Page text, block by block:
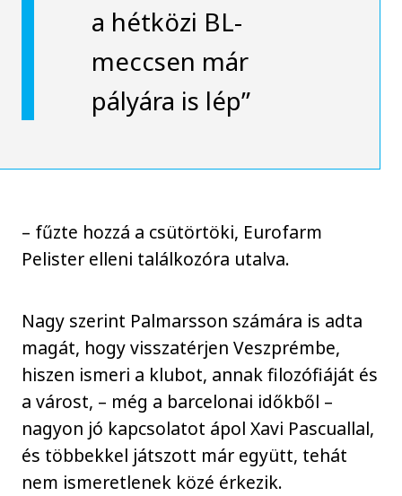
a hétközi BL-
meccsen már
pályára is lép”
– fűzte hozzá a csütörtöki, Eurofarm
Pelister elleni találkozóra utalva.
Nagy szerint Palmarsson számára is adta
magát, hogy visszatérjen Veszprémbe,
hiszen ismeri a klubot, annak filozófiáját és
a várost, – még a barcelonai időkből –
nagyon jó kapcsolatot ápol Xavi Pascuallal,
és többekkel játszott már együtt, tehát
nem ismeretlenek közé érkezik.